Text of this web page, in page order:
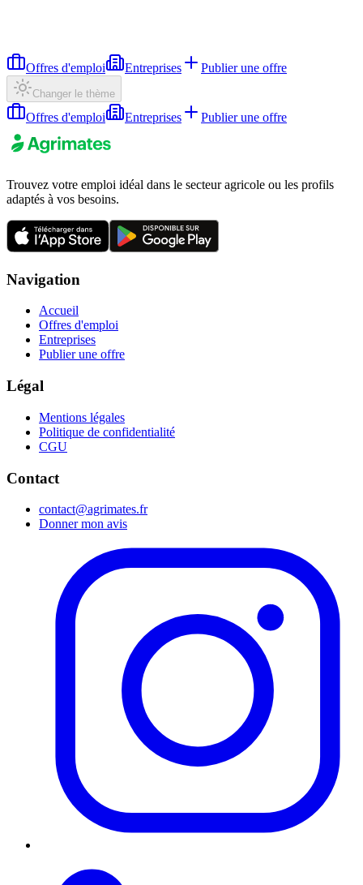
Offres d'emploi Entreprises Publier une offre
Changer le thème
Offres d'emploi Entreprises Publier une offre
Trouvez votre emploi idéal dans le secteur agricole ou les profils
adaptés à vos besoins.
Navigation
Accueil
Offres d'emploi
Entreprises
Publier une offre
Légal
Mentions légales
Politique de confidentialité
CGU
Contact
contact@agrimates.fr
Donner mon avis